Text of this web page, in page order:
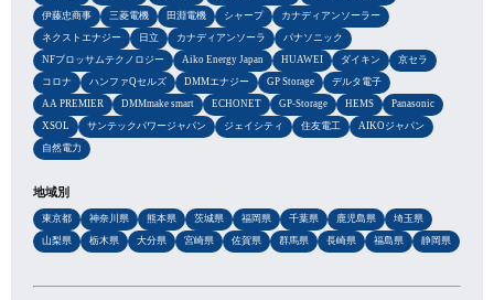
伊藤忠商事
三菱電機 田淵電機 シャープ
カナディアンソーラー
ネクストエナジー
日立 カナディアンソーラ
パナソニック
NFブロッサムテクノロジー
Aiko Energy Japan HUAWEI ダイキン
京セラ
コロナ
ハンファQセルズ DMMエナジー GP Storage
デルタ電子
AA PREMIER
DMMmake smart ECHONET GP-Storage HEMS
Panasonic
XSOL
サンテックパワージャパン ジェイシティ 住友電工
AIKOジャパン
自然電力
地域別
東京都 神奈川県 熊本県 茨城県 福岡県 千葉県 鹿児島県
埼玉県
山梨県
栃木県 大分県 宮崎県 佐賀県 群馬県 長崎県 福島県 静岡県